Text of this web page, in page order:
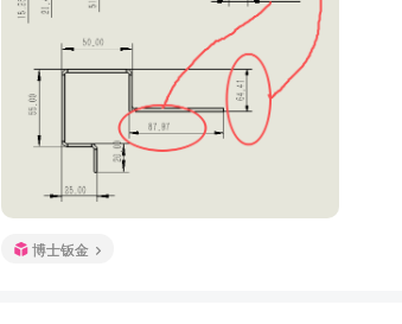
博士钣金